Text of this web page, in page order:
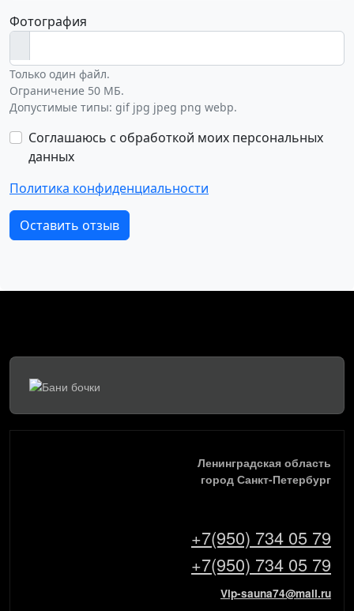
Фотография
Только один файл.
Ограничение 50 МБ.
Допустимые типы: gif jpg jpeg png webp.
Соглашаюсь с обработкой моих персональных
данных
Политика конфиденциальности
Оставить отзыв
Ленинградская область
город Санкт-Петербург
+7(950) 734 05 79
+7(950) 734 05 79
Vip-sauna74@mail.ru